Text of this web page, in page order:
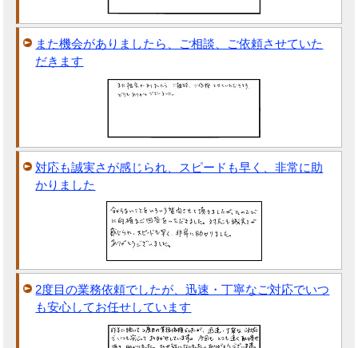
また機会がありましたら、ご相談、ご依頼させていた
だきます
対応も誠実さが感じられ、スピードも早く、非常に助
かりました
2度目の業務依頼でしたが、迅速・丁寧なご対応でいつ
も安心してお任せしています